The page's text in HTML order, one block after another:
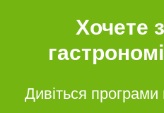
Хочете
Дивіться